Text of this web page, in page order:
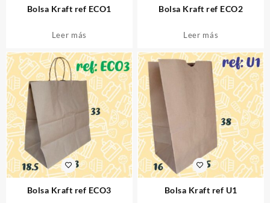
Bolsa Kraft ref ECO1
Leer más
Bolsa Kraft ref ECO2
Leer más
Bolsa Kraft ref ECO3 Bolsa Kraft ref U1